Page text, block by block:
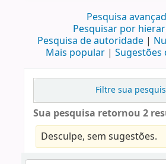
Pesquisa
Pesquisar por
Pesquisa de autoridade
Mais popular
Sugestões
Filtre sua
Sua pesquisa retornou 2
Desculpe, sem sugestões.